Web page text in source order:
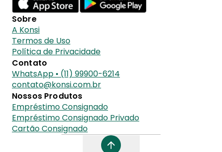
Sobre
A Konsi
Termos de Uso
Política de Privacidade
Contato
WhatsApp • (11) 99900-6214
contato@konsi.com.br
Nossos Produtos
Empréstimo Consignado
Empréstimo Consignado Privado
Cartão Consignado